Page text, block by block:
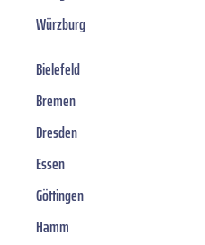
Würzburg
Bielefeld
Bremen
Dresden
Essen
Göttingen
Hamm